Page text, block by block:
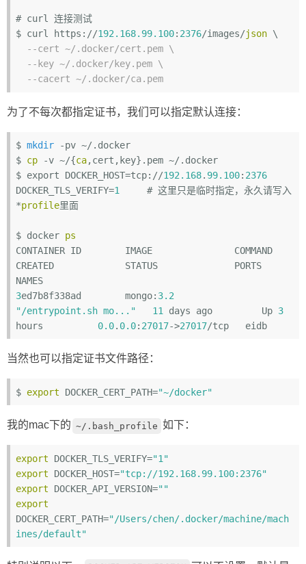
# curl 连接测试
$ curl https://192.168.99.100: 2376/images/json \
--cert ~/.docker/cert.pem \
--key ~/.docker/key.pem \
--cacert ~/.docker/ca.pem
为了不每次都指定证书，我们可以指定默认连接：
$ mkdir -pv ~/.docker
$ cp -v ~/{ca,cert,key}.pem ~/.docker
$ export DOCKER_HOST=tcp://192.168. 99.100: 2376
DOCKER_TLS_VERIFY=1
     # 这里只是临时指定，永久请写入
*profile里面
$ docker ps
CONTAINER ID        IMAGE               COMMAND
CREATED             STATUS              PORTS
3ed7b8f338ad        mongo: 3.2
"/entrypoint.sh mo..."
11 days ago         Up 3
hours 0.0. 0.0: 27017->27017
当然也可以指定证书文件路径：
$ export DOCKER_CERT_PATH="~/docker"
我的mac下的 ~/.bash_profile 如下：
export DOCKER_TLS_VERIFY="1"
export DOCKER_HOST="tcp://192.168.99.100:2376"
export DOCKER_API_VERSION=""
export
DOCKER_CERT_PATH="/Users/chen/.docker/machine/mach
ines/default"